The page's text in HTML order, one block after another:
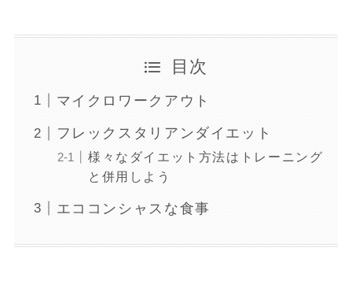
目次
マイクロワークアウト
フレックスタリアンダイエット
様々なダイエット方法はトレーニング
と併用しよう
エココンシャスな食事